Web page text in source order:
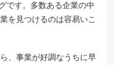
です。多数ある企業の中
を見つけるのは容易いこ
、事業が好調なうちに早